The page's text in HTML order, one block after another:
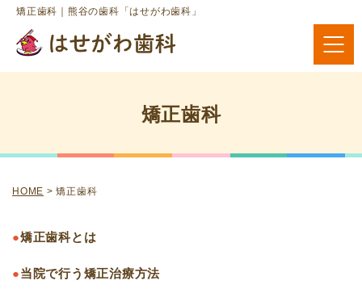
矯正歯科｜熊谷の歯科「はせがわ歯科」
矯正歯科
HOME >矯正歯科
●矯正歯科とは
●当院で行う矯正治療方法